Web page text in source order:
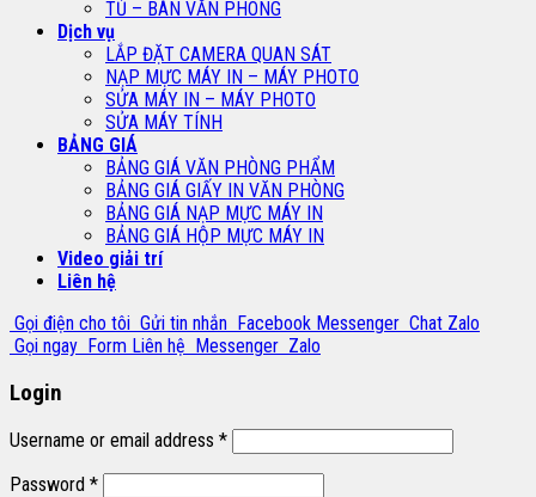
TỦ – BÀN VĂN PHÒNG
Dịch vụ
LẮP ĐẶT CAMERA QUAN SÁT
NẠP MỰC MÁY IN – MÁY PHOTO
SỬA MÁY IN – MÁY PHOTO
SỬA MÁY TÍNH
BẢNG GIÁ
BẢNG GIÁ VĂN PHÒNG PHẨM
BẢNG GIÁ GIẤY IN VĂN PHÒNG
BẢNG GIÁ NẠP MỰC MÁY IN
BẢNG GIÁ HỘP MỰC MÁY IN
Video giải trí
Liên hệ
Gọi điện cho tôi Gửi tin nhắn Facebook Messenger Chat Zalo
Gọi ngay Form Liên hệ Messenger Zalo
Login
Username or email address *
Password *